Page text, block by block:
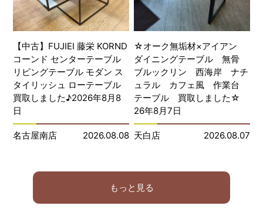
【中古】FUJIEI 藤栄 KORND
コーンド センターテーブル
リビングテーブル モダン ス
タイリッシュ ローテーブル
買取しました♪2026年8月8
日
名古屋南店 2026.08.08
☆オーク無垢材×アイアン
ダイニングテーブル 無骨
ブルックリン 西海岸 ナチ
ュラル カフェ風 作業台
テーブル 買取しました☆
26年8月7日
天白店 2026.08.07
もっと見る